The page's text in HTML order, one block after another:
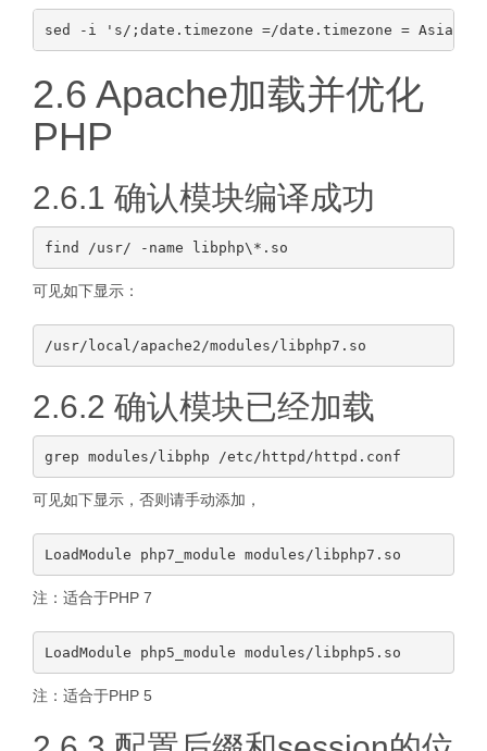
2.6 Apache加载并优化
PHP
2.6.1 确认模块编译成功
可见如下显示：
2.6.2 确认模块已经加载
可见如下显示，否则请手动添加，
注：适合于PHP 7
注：适合于PHP 5